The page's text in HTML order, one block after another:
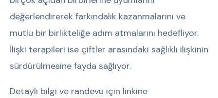
değerlendirerek farkındalık kazanmalarını ve
mutlu bir birlikteliğe adım atmalarını hedefliyor.
İlişki terapileri ise çiftler arasındaki sağlıklı ilişkinin
sürdürülmesine fayda sağlıyor.
Detaylı bilgi ve randevu için linkine